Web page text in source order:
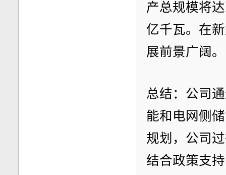
产总规模将
亿千瓦。在
展前景广阔。
总结：公司
能和电网侧
规划，公司
结合政策支